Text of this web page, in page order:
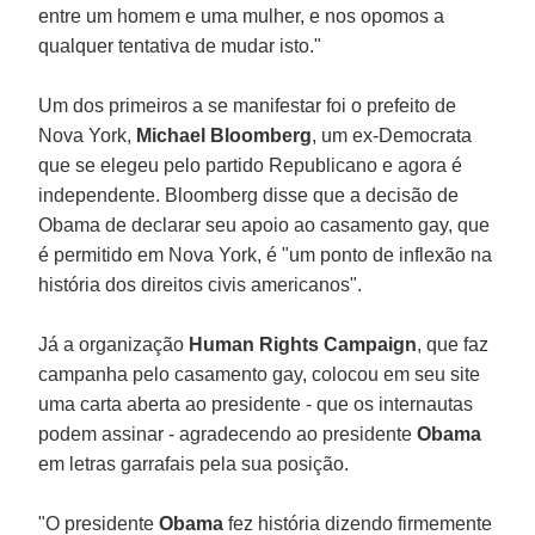
entre um homem e uma mulher, e nos opomos a
qualquer tentativa de mudar isto."
Um dos primeiros a se manifestar foi o prefeito de
Nova York, Michael Bloomberg, um ex-Democrata
que se elegeu pelo partido Republicano e agora é
independente. Bloomberg disse que a decisão de
Obama de declarar seu apoio ao casamento gay, que
é permitido em Nova York, é "um ponto de inflexão na
história dos direitos civis americanos".
Já a organização Human Rights Campaign, que faz
campanha pelo casamento gay, colocou em seu site
uma carta aberta ao presidente - que os internautas
podem assinar - agradecendo ao presidenteObama
em letras garrafais pela sua posição.
"O presidenteObamafez história dizendo firmemente